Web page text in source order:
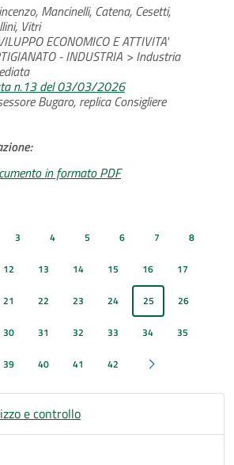
Mancinelli, Catena, Cesetti,
Vitri
ECONOMICO E ATTIVITA'
- INDUSTRIA > Industria
n.13 del 03/03/2026
Bugaro, replica Consigliere
in formato PDF
3 4 5 6 7 8
12 13 14 15 16 17
21 22 23 24 25 26
30 31 32 33 34 35
39 40 41 42 Pagina successiva
e controllo